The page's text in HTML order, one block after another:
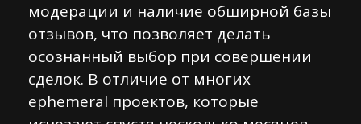
модерации и наличие обширной базы
отзывов, что позволяет делать
осознанный выбор при совершении
сделок. В отличие от многих
ephemeral проектов, которые